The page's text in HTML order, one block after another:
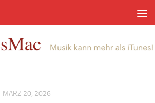
MÄRZ 20, 2026